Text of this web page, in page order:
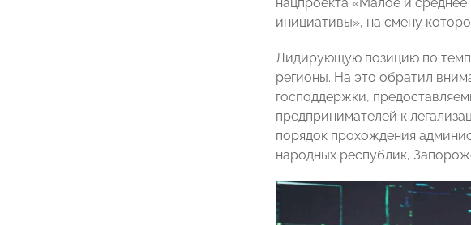
инициативы», на смену
Лидирующую позицию по
регионы. На это обратил
господдержки,
предпринимателей к
порядок прохождения
народных республик,